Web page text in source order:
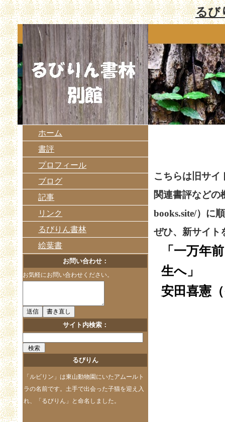
るび
こちらは旧サイ
関連書評などの
books.site/）に
ぜひ、新サイト
「一万年
生へ」
安田喜憲
ホーム
書評
プロフィール
ブログ
記事
リンク
るびりん書林
絵葉書
お問い合わせ：
お気軽にお問い合わせください。
サイト内検索：
るびりん
「ルビリン」は東山動物園にいたアムールト
ラの名前です。土手で出会った子猫を迎え入
れ、「るびりん」と命名しました。